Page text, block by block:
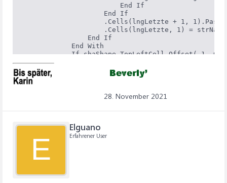
                        End If
                    End If
.Cells(lngLetzte + 1,
                    .Cells(lngLetzte, 1) = strName
                End If
            End With
If shaShape.TopLeftCell.Offset(-1, 0)
strTab =
            Else
strTab =
            End If
strTab =
lngLetzte =
If .Cells(lngLetzte, 1) <> ""
If
lngLetzte = lngLetzte
                        Else
                        End If
28. November 2021
E
Elguano
Erfahrener User